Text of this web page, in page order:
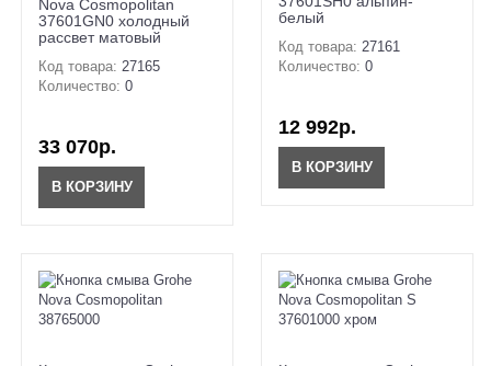
Nova Cosmopolitan
37601GN0 холодный
рассвет матовый
Код товара: 27165
Количество: 0
33 070р.
В КОРЗИНУ
белый
Код товара: 27161
Количество: 0
12 992р.
В КОРЗИНУ